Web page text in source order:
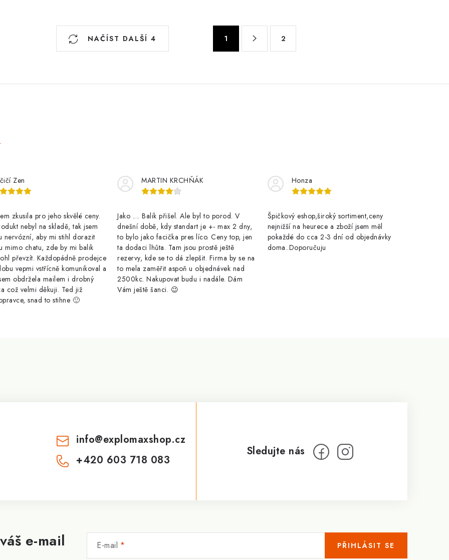
NAČÍST DALŠÍ 4
S
n
1 2
Zen
zkusila pro jeho skvělé ceny.
nebyl na skladě, tak jsem
nervózní, aby mi stihl dorazit
mimo chatu, zde by mi balik
převzít. Každopádně prodejce
vepmi vstřícně komunikoval a
obdržela mailem i drobný
což velmi děkuji. Ted již
snad to stihne 🙂
MARTIN KRCHŇÁK
Jako .... Balik přišel. Ale byl to porod. V
dnešní době, kdy standart je +- max 2 dny,
to bylo jako facička pres líco. Ceny top, jen
ta dodaci lhůta. Tam jsou prostě ještě
rezervy, kde se to dá zlepšit. Firma by se na
to mela zaměřit aspoň u objednávek nad
2500kc. Nakupovat budu i nadále. Dám
Vám ještě šanci. 😉
Honza
Špičkový eshop,široký sortiment,ceny
nejnižší na heurece a zboží jsem měl
pokaždé do cca 2-3 dní od objednávky
doma..Doporučuju
e-mail E-mail PŘIHLÁSIT SE
info@explomaxshop.cz
+420 603 718 083